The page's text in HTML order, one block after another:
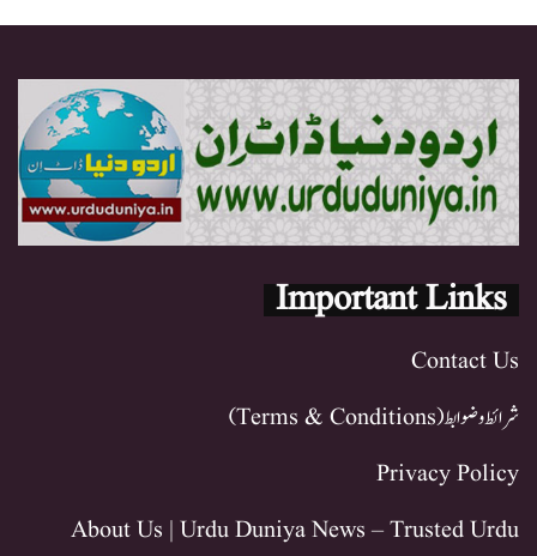
Important Links
Contact Us
شرائط و ضوابط (Terms & Conditions)
Privacy Policy
About Us | Urdu Duniya News – Trusted Urdu